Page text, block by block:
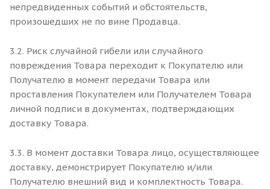
непредвиденных событий и обстоятельств,
произошедших не по вине Продавца.
3.2. Риск случайной гибели или случайного
повреждения Товара переходит к Покупателю или
Получателю в момент передачи Товара или
проставления Покупателем или Получателем Товара
личной подписи в документах, подтверждающих
доставку Товара.
3.3. В момент доставки Товара лицо, осуществляющее
доставку, демонстрирует Покупателю и/или
Получателю внешний вид и комплектность Товара.